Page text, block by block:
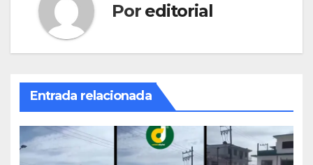
Por editorial
Entrada relacionada